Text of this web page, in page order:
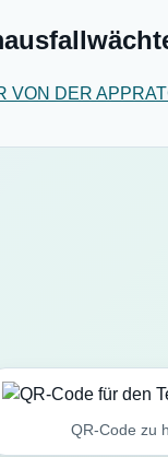
VON DER APP
QR-Code zu